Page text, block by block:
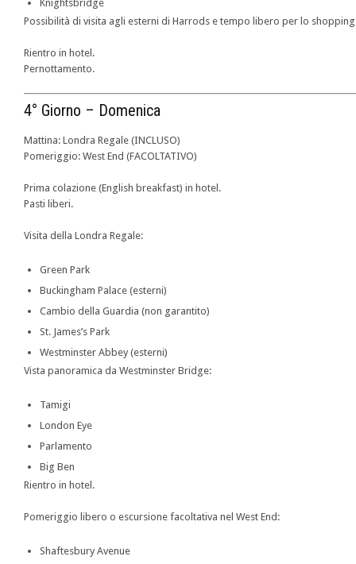
Knightsbridge
Possibilità di visita agli esterni di Harrods e tempo libero per lo
Rientro in hotel.
Pernottamento.
4° Giorno – Domenica
Mattina: Londra Regale (INCLUSO)
Pomeriggio: West End (FACOLTATIVO)
Prima colazione (English breakfast) in hotel.
Pasti liberi.
Visita della Londra Regale:
Green Park
Buckingham Palace (esterni)
Cambio della Guardia (non garantito)
St. James’s Park
Westminster Abbey (esterni)
Vista panoramica da Westminster Bridge:
Tamigi
London Eye
Parlamento
Big Ben
Rientro in hotel.
Pomeriggio libero o escursione facoltativa nel West End:
Shaftesbury Avenue